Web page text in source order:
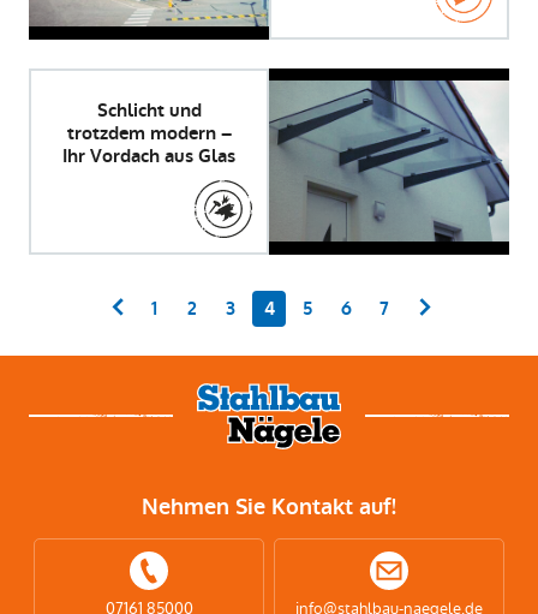
Schlicht und
trotzdem modern –
Ihr Vordach aus Glas
1 2 3 4 5 6 7
Nehmen Sie Kontakt auf!
07161 85000 info@stahlbau-naegele.de